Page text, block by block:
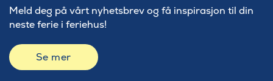
Meld deg på vårt nyhetsbrev og få inspirasjon til din
neste ferie i feriehus!
Se mer